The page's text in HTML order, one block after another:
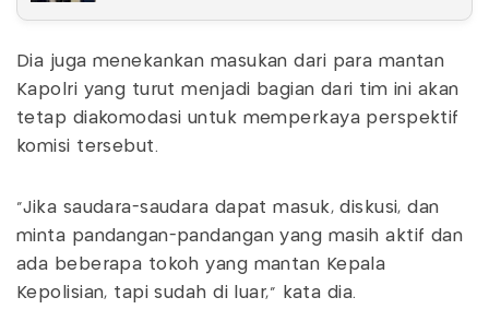
Dia juga menekankan masukan dari para mantan
Kapolri yang turut menjadi bagian dari tim ini akan
tetap diakomodasi untuk memperkaya perspektif
komisi tersebut.
“Jika saudara-saudara dapat masuk, diskusi, dan
minta pandangan-pandangan yang masih aktif dan
ada beberapa tokoh yang mantan Kepala
Kepolisian, tapi sudah di luar," kata dia.